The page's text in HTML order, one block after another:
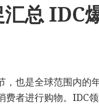
总 IDC
，也是全球范围内的
费者进行购物。IDC